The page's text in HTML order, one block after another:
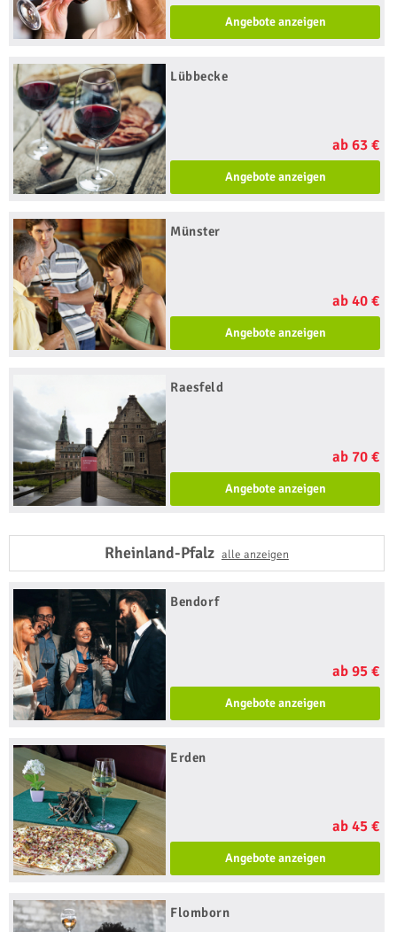
Angebote anzeigen
Lübbecke
ab 63 €
Angebote anzeigen
Münster
ab 40 €
Angebote anzeigen
Raesfeld
ab 70 €
Angebote anzeigen
Rheinland-Pfalz alle anzeigen
Bendorf
ab 95 €
Angebote anzeigen
Erden
ab 45 €
Angebote anzeigen
Flomborn